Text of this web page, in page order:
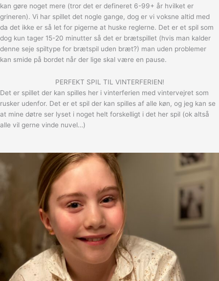
kan gøre noget mere (tror det er defineret 6-99+ år hvilket er
grineren). Vi har spillet det nogle gange, dog er vi voksne altid med
da det ikke er så let for pigerne at huske reglerne. Det er et spil som
dog kun tager 15-20 minutter så det er brætspillet (hvis man kalder
denne seje spiltype for brætspil uden bræt?) man uden problemer
kan smide på bordet når der lige skal være en pause.
PERFEKT SPIL TIL VINTERFERIEN!
Det er spillet der kan spilles her i vinterferien med vintervejret som
rusker udenfor. Det er et spil der kan spilles af alle køn, og jeg kan se
at mine døtre ser lyset i noget helt forskelligt i det her spil (ok altså
alle vil gerne vinde nuvel…)